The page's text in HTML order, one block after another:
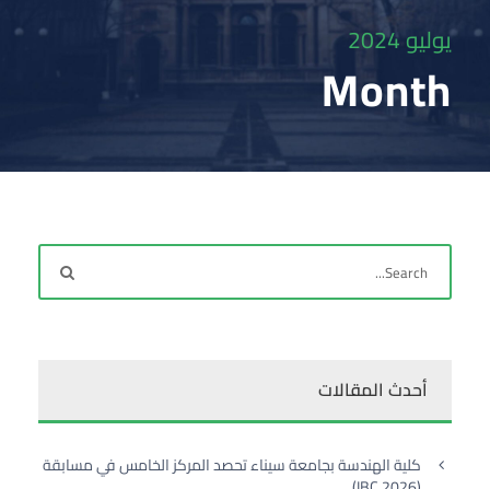
يوليو 2024
Month
أحدث المقالات
كلية الهندسة بجامعة سيناء تحصد المركز الخامس في مسابقة